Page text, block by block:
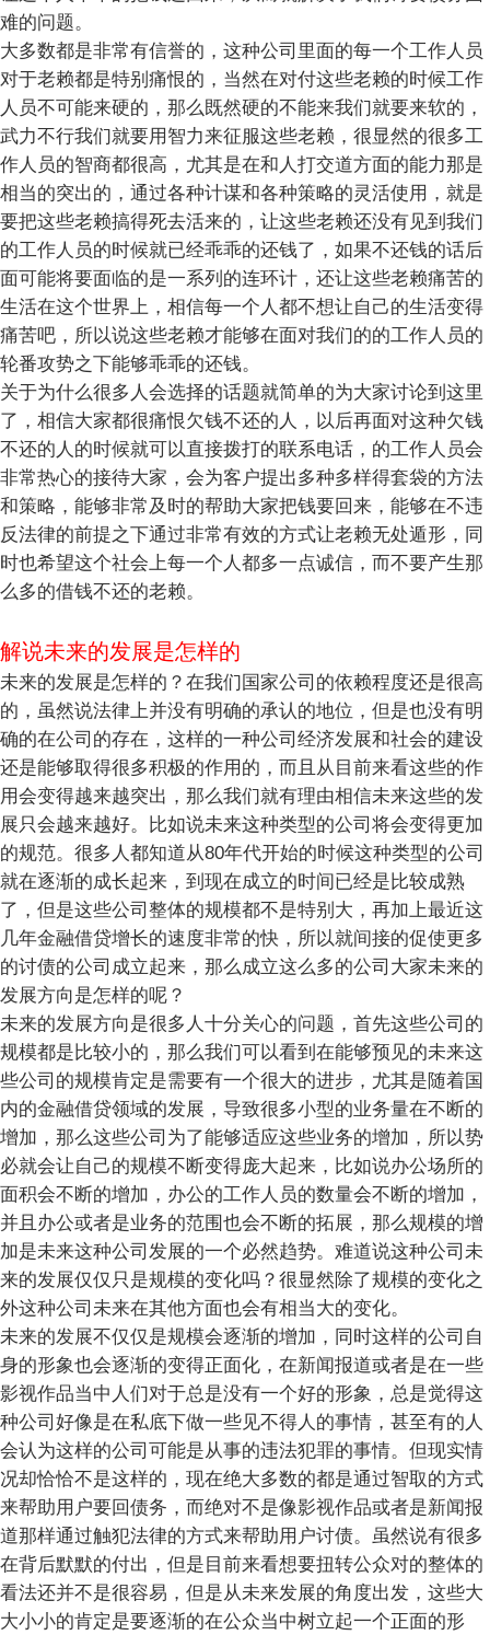
难的问题。
大多数都是非常有信誉的，这种公司里面的每一个工作人员
对于老赖都是特别痛恨的，当然在对付这些老赖的时候工作
人员不可能来硬的，那么既然硬的不能来我们就要来软的，
武力不行我们就要用智力来征服这些老赖，很显然的很多工
作人员的智商都很高，尤其是在和人打交道方面的能力那是
相当的突出的，通过各种计谋和各种策略的灵活使用，就是
要把这些老赖搞得死去活来的，让这些老赖还没有见到我们
的工作人员的时候就已经乖乖的还钱了，如果不还钱的话后
面可能将要面临的是一系列的连环计，还让这些老赖痛苦的
生活在这个世界上，相信每一个人都不想让自己的生活变得
痛苦吧，所以说这些老赖才能够在面对我们的的工作人员的
轮番攻势之下能够乖乖的还钱。
关于为什么很多人会选择的话题就简单的为大家讨论到这里
了，相信大家都很痛恨欠钱不还的人，以后再面对这种欠钱
不还的人的时候就可以直接拨打的联系电话，的工作人员会
非常热心的接待大家，会为客户提出多种多样得套袋的方法
和策略，能够非常及时的帮助大家把钱要回来，能够在不违
反法律的前提之下通过非常有效的方式让老赖无处遁形，同
时也希望这个社会上每一个人都多一点诚信，而不要产生那
么多的借钱不还的老赖。
解说未来的发展是怎样的
未来的发展是怎样的？在我们国家公司的依赖程度还是很高
的，虽然说法律上并没有明确的承认的地位，但是也没有明
确的在公司的存在，这样的一种公司经济发展和社会的建设
还是能够取得很多积极的作用的，而且从目前来看这些的作
用会变得越来越突出，那么我们就有理由相信未来这些的发
展只会越来越好。比如说未来这种类型的公司将会变得更加
的规范。很多人都知道从80年代开始的时候这种类型的公司
就在逐渐的成长起来，到现在成立的时间已经是比较成熟
了，但是这些公司整体的规模都不是特别大，再加上最近这
几年金融借贷增长的速度非常的快，所以就间接的促使更多
的讨债的公司成立起来，那么成立这么多的公司大家未来的
发展方向是怎样的呢？
未来的发展方向是很多人十分关心的问题，首先这些公司的
规模都是比较小的，那么我们可以看到在能够预见的未来这
些公司的规模肯定是需要有一个很大的进步，尤其是随着国
内的金融借贷领域的发展，导致很多小型的业务量在不断的
增加，那么这些公司为了能够适应这些业务的增加，所以势
必就会让自己的规模不断变得庞大起来，比如说办公场所的
面积会不断的增加，办公的工作人员的数量会不断的增加，
并且办公或者是业务的范围也会不断的拓展，那么规模的增
加是未来这种公司发展的一个必然趋势。难道说这种公司未
来的发展仅仅只是规模的变化吗？很显然除了规模的变化之
外这种公司未来在其他方面也会有相当大的变化。
未来的发展不仅仅是规模会逐渐的增加，同时这样的公司自
身的形象也会逐渐的变得正面化，在新闻报道或者是在一些
影视作品当中人们对于总是没有一个好的形象，总是觉得这
种公司好像是在私底下做一些见不得人的事情，甚至有的人
会认为这样的公司可能是从事的违法犯罪的事情。但现实情
况却恰恰不是这样的，现在绝大多数的都是通过智取的方式
来帮助用户要回债务，而绝对不是像影视作品或者是新闻报
道那样通过触犯法律的方式来帮助用户讨债。虽然说有很多
在背后默默的付出，但是目前来看想要扭转公众对的整体的
看法还并不是很容易，但是从未来发展的角度出发，这些大
大小小的肯定是要逐渐的在公众当中树立起一个正面的形